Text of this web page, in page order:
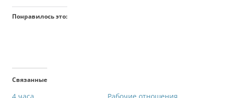
Понравилось это:
Связанные